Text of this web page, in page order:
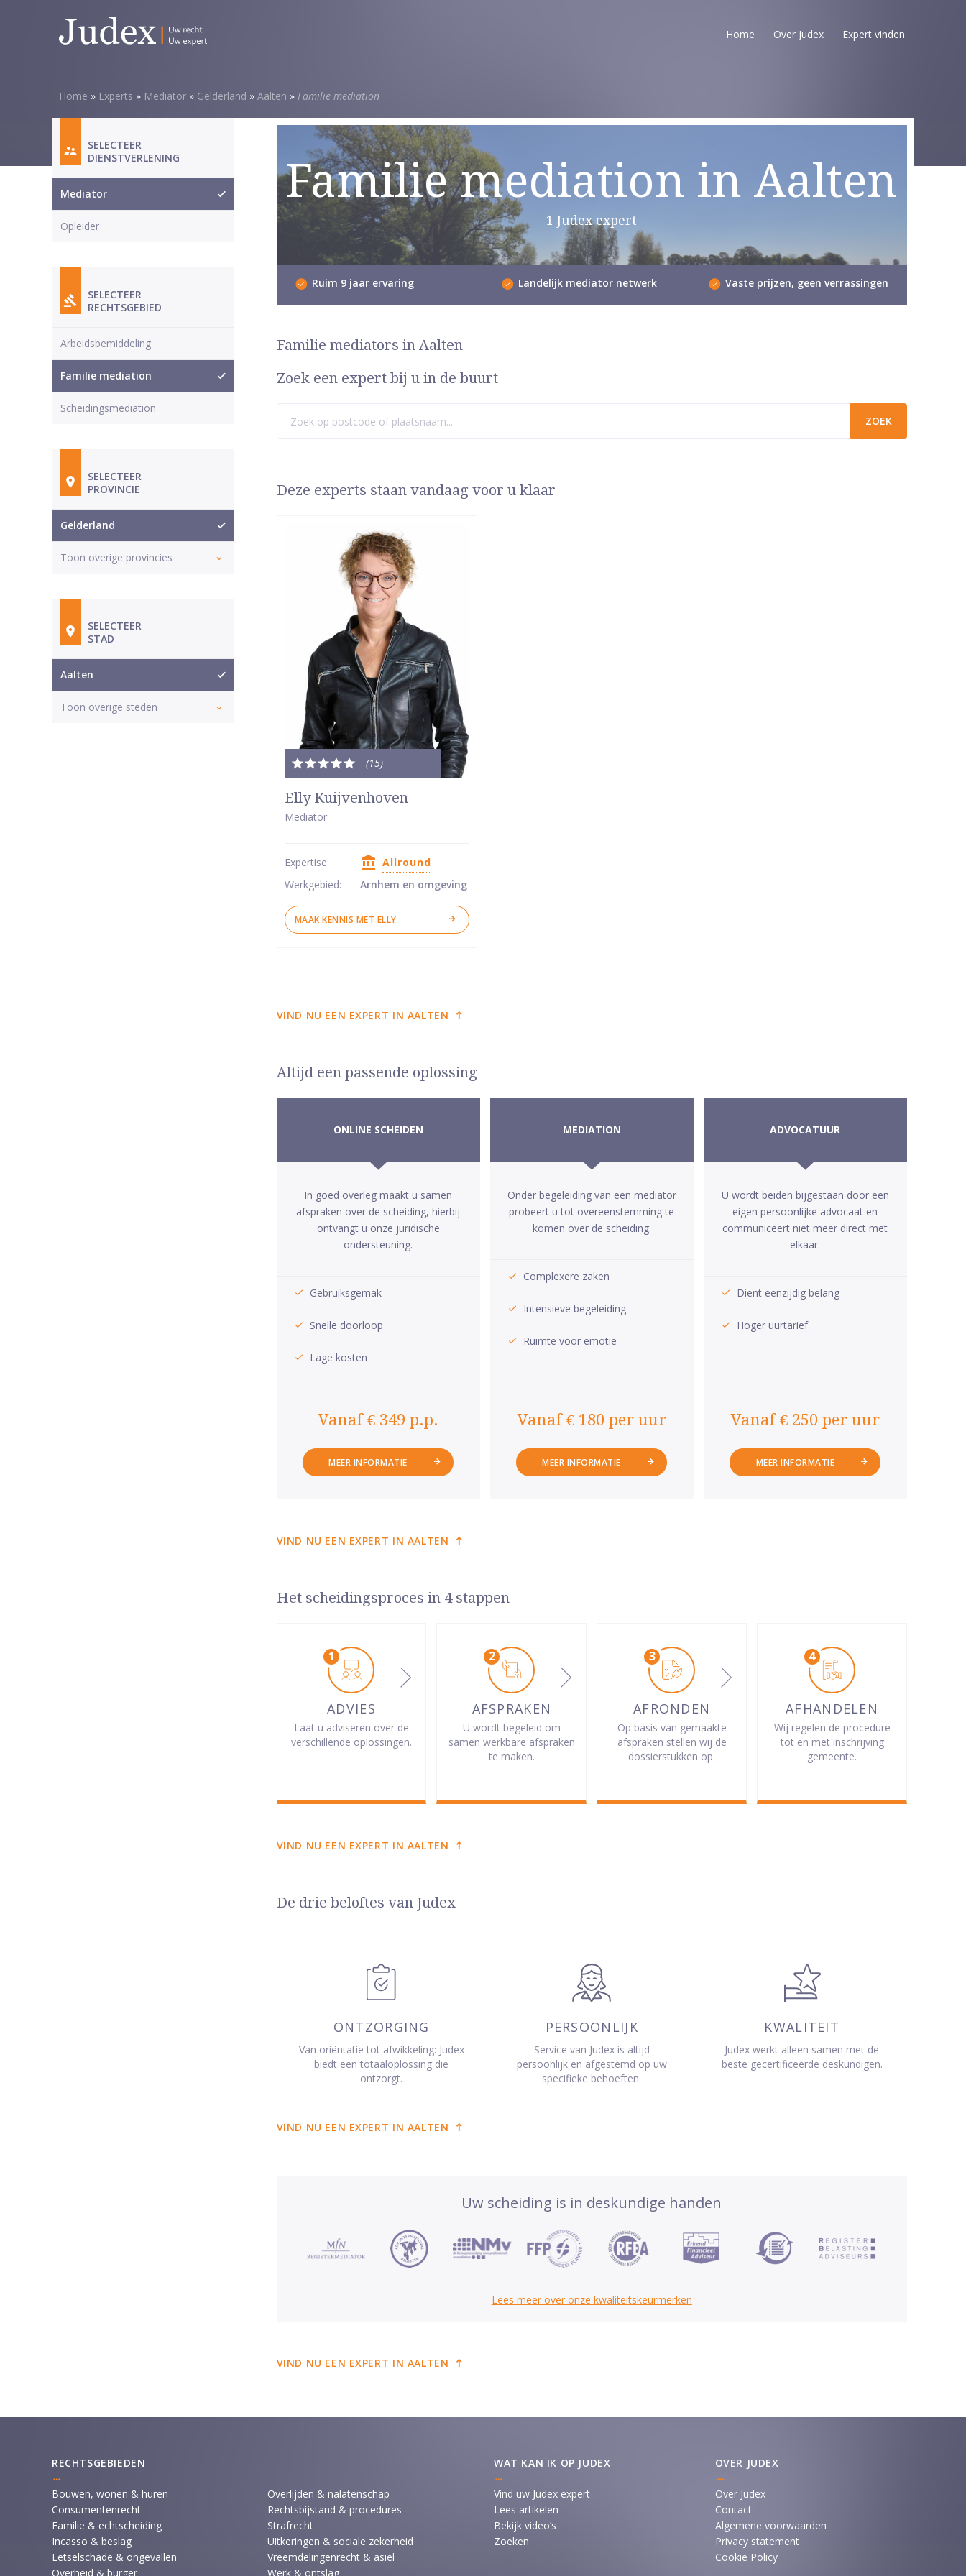
van
Home Over Judex Expert vinden
Home » Experts » Mediator » Gelderland » Aalten » Familie mediation
Familie mediation in Aalten
1 Judex expert
Ruim 9 jaar ervaring Landelijk mediator netwerk Vaste prijzen, geen verrassingen
Familie mediators in Aalten
Zoek een expert bij u in de buurt
Deze experts staan vandaag voor u klaar
(15)
Totale
waardering:
5
sterren
Elly Kuijvenhoven
Mediator
Expertise:
Allround
Werkgebied:
Arnhem en omgeving
MAAK KENNIS MET ELLY
VIND NU EEN EXPERT IN AALTEN
Altijd een passende oplossing
ONLINE SCHEIDEN
In goed overleg maakt u samen
afspraken over de scheiding, hierbij
ontvangt u onze juridische
ondersteuning.
Gebruiksgemak
Snelle doorloop
Lage kosten
Vanaf € 349 p.p.
MEER INFORMATIE
MEDIATION
Onder begeleiding van een mediator
probeert u tot overeenstemming te
komen over de scheiding.
Complexere zaken
Intensieve begeleiding
Ruimte voor emotie
Vanaf € 180 per uur
MEER INFORMATIE
ADVOCATUUR
U wordt beiden bijgestaan door een
eigen persoonlijke advocaat en
communiceert niet meer direct met
elkaar.
Dient eenzijdig belang
Hoger uurtarief
Vanaf € 250 per uur
MEER INFORMATIE
VIND NU EEN EXPERT IN AALTEN
Het scheidingsproces in 4 stappen
ADVIES
Laat u adviseren over de
verschillende oplossingen.
AFSPRAKEN
U wordt begeleid om
samen werkbare afspraken
te maken.
AFRONDEN
Op basis van gemaakte
afspraken stellen wij de
dossierstukken op.
AFHANDELEN
Wij regelen de procedure
tot en met inschrijving
gemeente.
VIND NU EEN EXPERT IN AALTEN
De drie beloftes van Judex
ONTZORGING
Van oriëntatie tot afwikkeling: Judex
biedt een totaaloplossing die
ontzorgt.
PERSOONLIJK
Service van Judex is altijd
persoonlijk en afgestemd op uw
specifieke behoeften.
KWALITEIT
Judex werkt alleen samen met de
beste gecertificeerde deskundigen.
VIND NU EEN EXPERT IN AALTEN
Uw scheiding is in deskundige handen
Lees meer over onze kwaliteitskeurmerken
VIND NU EEN EXPERT IN AALTEN
SELECTEER
DIENSTVERLENING
Mediator
Opleider
SELECTEER
RECHTSGEBIED
Arbeidsbemiddeling
Familie mediation
Scheidingsmediation
SELECTEER
PROVINCIE
Gelderland
Toon overige provincies
SELECTEER
STAD
Aalten
Toon overige steden
RECHTSGEBIEDEN
Bouwen, wonen & huren
Consumentenrecht
Familie & echtscheiding
Incasso & beslag
Letselschade & ongevallen
Overheid & burger
Overlijden & nalatenschap
Rechtsbijstand & procedures
Strafrecht
Uitkeringen & sociale zekerheid
Vreemdelingenrecht & asiel
Werk & ontslag
WAT KAN IK OP JUDEX
Vind uw Judex expert
Lees artikelen
Bekijk video’s
Zoeken
OVER JUDEX
Over Judex
Contact
Algemene voorwaarden
Privacy statement
Cookie Policy